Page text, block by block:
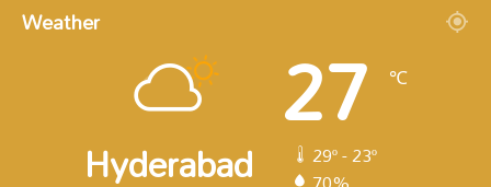
Weather
Hyderabad 27 ℃
29º - 23º